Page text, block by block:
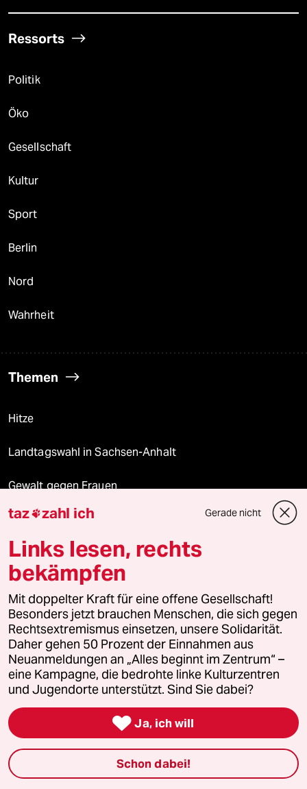
Ressorts
Politik
Öko
Gesellschaft
Kultur
Sport
Berlin
Nord
Wahrheit
Themen
Hitze
Landtagswahl in Sachsen-Anhalt
Gewalt gegen Frauen
Surfen
Verlag
Aktuelles
Hausblog
Die Seitenwende
Stellen
Presse
taz zahl ich Gerade nicht
Links lesen, rechts
bekämpfen
Mit doppelter Kraft für eine offene Gesellschaft!
Besonders jetzt brauchen Menschen, die sich gegen
Rechtsextremismus einsetzen, unsere Solidarität.
Daher gehen 50 Prozent der Einnahmen aus
Neuanmeldungen an „Alles beginnt im Zentrum“ –
eine Kampagne, die bedrohte linke Kulturzentren
und Jugendorte unterstützt. Sind Sie dabei?
 Ja, ich will
Schon dabei!